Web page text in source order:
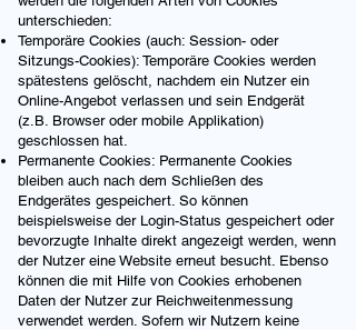
unterschieden:
Temporäre Cookies (auch: Session- oder
Sitzungs-Cookies): Temporäre Cookies werden
spätestens gelöscht, nachdem ein Nutzer ein
Online-Angebot verlassen und sein Endgerät
(z.B. Browser oder mobile Applikation)
geschlossen hat.
Permanente Cookies: Permanente Cookies
bleiben auch nach dem Schließen des
Endgerätes gespeichert. So können
beispielsweise der Login-Status gespeichert oder
bevorzugte Inhalte direkt angezeigt werden, wenn
der Nutzer eine Website erneut besucht. Ebenso
können die mit Hilfe von Cookies erhobenen
Daten der Nutzer zur Reichweitenmessung
verwendet werden. Sofern wir Nutzern keine